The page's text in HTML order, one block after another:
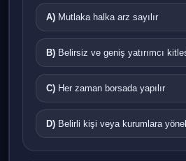
A) Mutlaka halka arz sayılır
B) Belirsiz ve geniş yatırımcı
C) Her zaman borsada yapılır
D) Belirli kişi veya kurumlara